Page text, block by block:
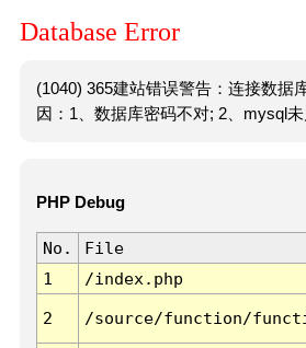
Database Error
(1040) 365建站错误警告：连接数据
因：1、数据库密码不对; 2、mysql未
PHP Debug
No. File
1
/index.php
2 /source/function/